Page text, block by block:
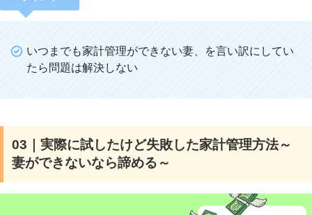
いつまでも家計管理ができない妻、を言い訳にしてい
たら問題は解決しない
03｜実際に試したけど失敗した家計管理方法～
妻ができないなら諦める～